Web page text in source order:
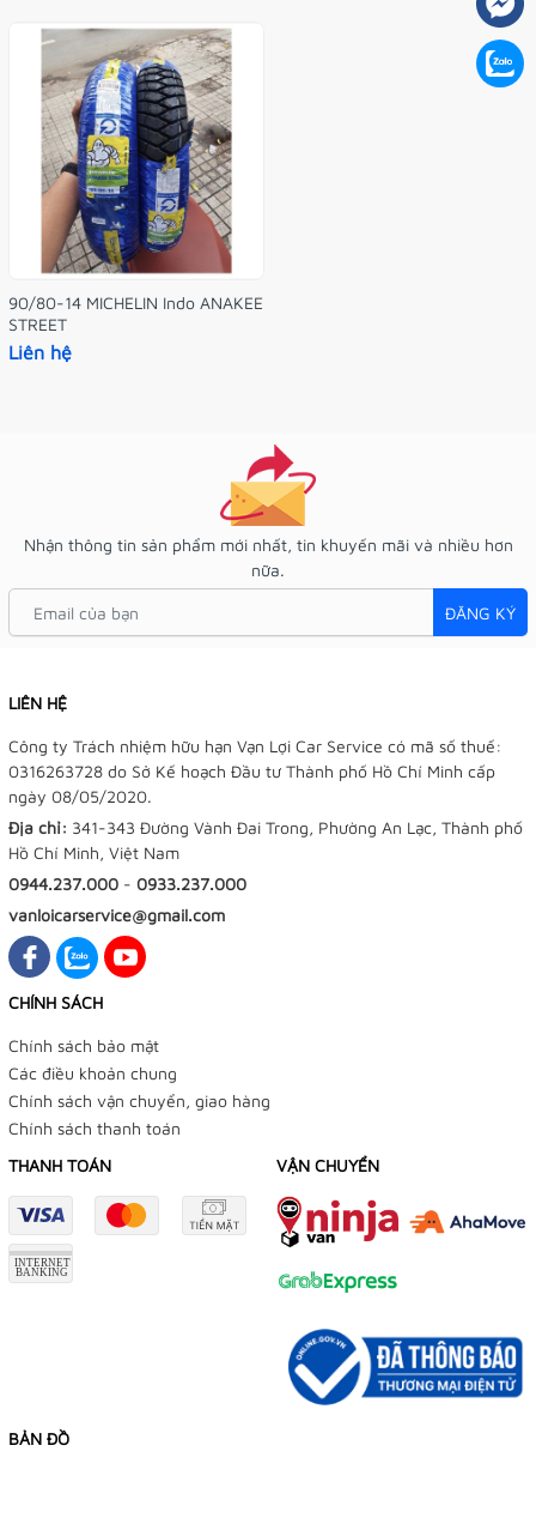
90/80-14 MICHELIN Indo ANAKEE
STREET
Liên hệ
Nhận thông tin sản phẩm mới nhất, tin khuyến mãi và nhiều hơn
nữa.
ĐĂNG KÝ
LIÊN HỆ
Công ty Trách nhiệm hữu hạn Vạn Lợi Car Service có mã số thuế:
0316263728 do Sở Kế hoạch Đầu tư Thành phố Hồ Chí Minh cấp
ngày 08/05/2020.
Địa chỉ: 341-343 Đường Vành Đai Trong, Phường An Lạc, Thành phố
Hồ Chí Minh, Việt Nam
0944.237.000 - 0933.237.000
vanloicarservice@gmail.com
CHÍNH SÁCH
Chính sách bảo mật
Các điều khoản chung
Chính sách vận chuyển, giao hàng
Chính sách thanh toán
THANH TOÁN
VẬN CHUYỂN
BẢN ĐỒ